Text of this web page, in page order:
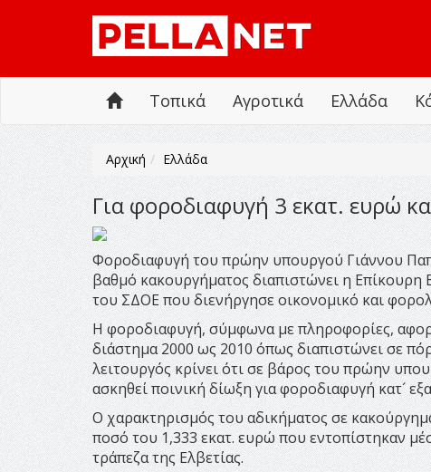
Τοπικά Αγροτικά Ελλάδα
Αρχική Ελλάδα
Για φοροδιαφυγή 3 εκατ. ευρώ
Φοροδιαφυγή του πρώην υπουργού Γιάννου
βαθμό κακουργήματος διαπιστώνει η
του ΣΔΟΕ που διενήργησε οικονομικό και
Η φοροδιαφυγή, σύμφωνα με πληροφορίες,
διάστημα 2000 ως 2010 όπως διαπιστώνει σε
λειτουργός κρίνει ότι σε βάρος του πρώην
ασκηθεί ποινική δίωξη για φοροδιαφυγή κατ´
Ο χαρακτηρισμός του αδικήματος σε
ποσό του 1,333 εκατ. ευρώ που εντοπίστηκαν
τράπεζα της Ελβετίας.